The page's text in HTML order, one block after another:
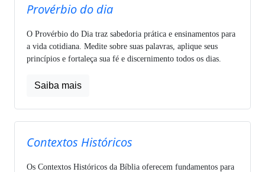
Provérbio do dia
O Provérbio do Dia traz sabedoria prática e ensinamentos para
a vida cotidiana. Medite sobre suas palavras, aplique seus
princípios e fortaleça sua fé e discernimento todos os dias.
Saiba mais
Contextos Históricos
Os Contextos Históricos da Bíblia oferecem fundamentos para